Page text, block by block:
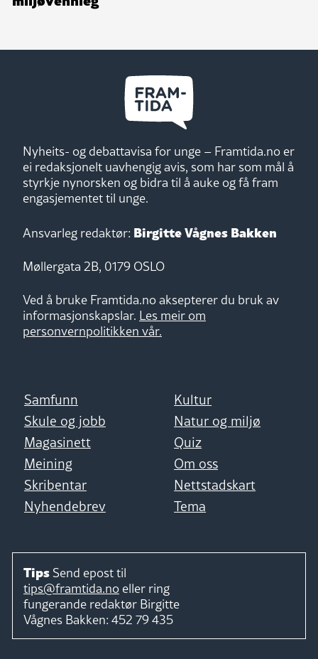
Nyheits- og debattavisa for unge – Framtida.no er
ei redaksjonelt uavhengig avis, som har som mål å
styrkje nynorsken og bidra til å auke og få fram
engasjementet til unge.
Ansvarleg redaktør: Birgitte Vågnes Bakken
Møllergata 2B, 0179 OSLO
Ved å bruke Framtida.no aksepterer du bruk av
informasjonskapslar. Les meir om
personvernpolitikken vår.
Samfunn
Kultur
Skule og jobb
Natur og miljø
Magasinett
Quiz
Meining
Om oss
Skribentar
Nettstadskart
Nyhendebrev
Tema
Tips Send epost til
tips@framtida.no eller ring
fungerande redaktør Birgitte
Vågnes Bakken: 452 79 435